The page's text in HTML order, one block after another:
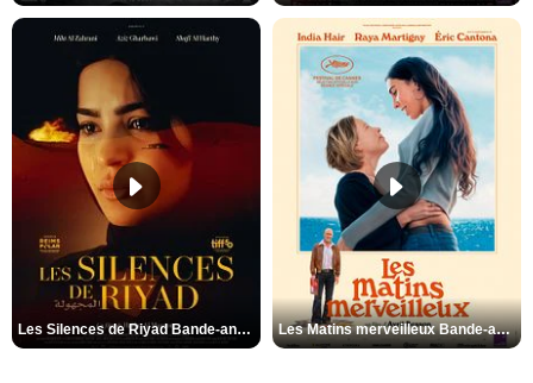
Les Silences de Riyad Bande-annonce VO STFR Les Matins merveilleux Bande-annonce VF